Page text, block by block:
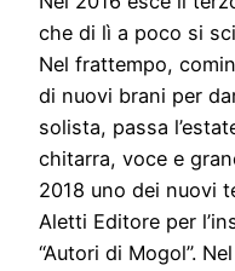
che di lì a poco si
Nel frattempo,
di nuovi brani per
solista, passa
chitarra, voce e
2018 uno dei nuovi
Aletti Editore per
“Autori di Mogol”.